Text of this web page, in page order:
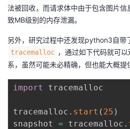
法被回收，而请求体中由于包含图片
致MB级别的内存泄漏。
另外，研究过程中还发现python3自带
tracemalloc ，通过如下代码就可
系，虽然可能未必精确，但也能大概提
import tracemalloc
tracemalloc . start ( 25 )
snapshot = tracemalloc .